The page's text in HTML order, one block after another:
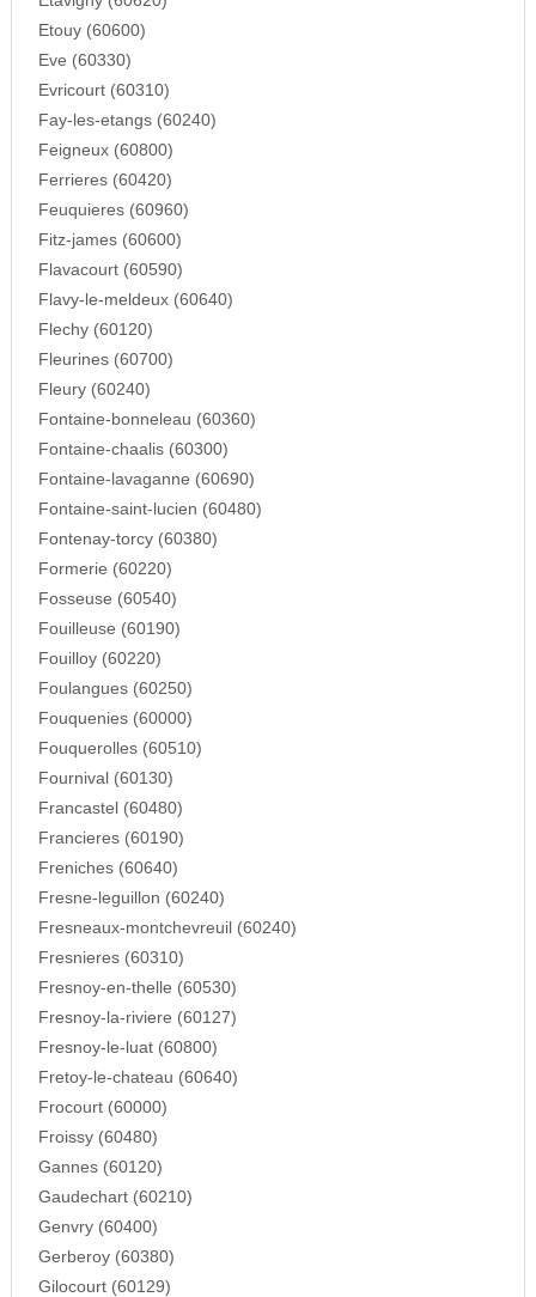
Etouy (60600)
Eve (60330)
Evricourt (60310)
Fay-les-etangs (60240)
Feigneux (60800)
Ferrieres (60420)
Feuquieres (60960)
Fitz-james (60600)
Flavacourt (60590)
Flavy-le-meldeux (60640)
Flechy (60120)
Fleurines (60700)
Fleury (60240)
Fontaine-bonneleau (60360)
Fontaine-chaalis (60300)
Fontaine-lavaganne (60690)
Fontaine-saint-lucien (60480)
Fontenay-torcy (60380)
Formerie (60220)
Fosseuse (60540)
Fouilleuse (60190)
Fouilloy (60220)
Foulangues (60250)
Fouquenies (60000)
Fouquerolles (60510)
Fournival (60130)
Francastel (60480)
Francieres (60190)
Freniches (60640)
Fresne-leguillon (60240)
Fresneaux-montchevreuil (60240)
Fresnieres (60310)
Fresnoy-en-thelle (60530)
Fresnoy-la-riviere (60127)
Fresnoy-le-luat (60800)
Fretoy-le-chateau (60640)
Frocourt (60000)
Froissy (60480)
Gannes (60120)
Gaudechart (60210)
Genvry (60400)
Gerberoy (60380)
Gilocourt (60129)